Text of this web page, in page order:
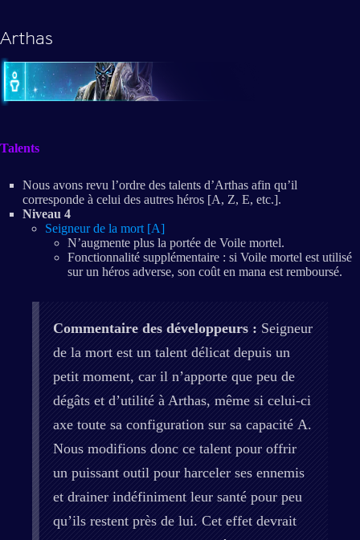
Arthas
Talents
Nous avons revu l’ordre des talents d’Arthas afin qu’il
corresponde à celui des autres héros [A, Z, E, etc.].
Niveau 4
Seigneur de la mort [A]
N’augmente plus la portée de Voile mortel.
Fonctionnalité supplémentaire : si Voile mortel est utilisé
sur un héros adverse, son coût en mana est remboursé.
Commentaire des développeurs : Seigneur
de la mort est un talent délicat depuis un
petit moment, car il n’apporte que peu de
dégâts et d’utilité à Arthas, même si celui-ci
axe toute sa configuration sur sa capacité A.
Nous modifions donc ce talent pour offrir
un puissant outil pour harceler ses ennemis
et drainer indéfiniment leur santé pour peu
qu’ils restent près de lui. Cet effet devrait